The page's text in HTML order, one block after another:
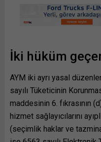
İki hüküm
AYM iki ayrı yasal
sayılı Tüketicinin
maddesinin 6. fıkrasının
hizmet sağlayıcılarını
(seçimlik haklar ve